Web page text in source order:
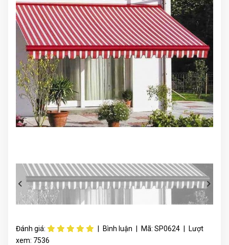
Đánh giá: Bình luận Mã: SP0624
Lượt
xem: 7536